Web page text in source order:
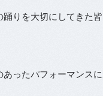
りを大切にしてきた
ったパフォーマンス